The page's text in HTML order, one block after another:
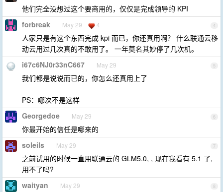
他们完全没想过这个要商用的，仅仅是完成领导的 KPI
4
forbreak May 29 4
人家只是有这个东西完成 kpi 而已，你还真用啊？ 什么联通云移
动云用过几次真的不敢用了。 一年莫名其妙停了几次机。
5
i67c6NJ0r33nC667 May 29
我们都是说说而已的，你怎么还真用上了
PS：哪次不是这样
6
Georgedoe May 29
你最开始的信任是哪来的
7
soleils May 29
之前试用的时候一直用联通云的 GLM5.0, , 现在我看有 5.1 了,
用不了吗?
8
waityan May 29